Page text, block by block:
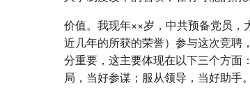
价值。我现年××岁，中共预备党员
近几年的所获的荣誉）参与这次竞聘
分重要，这主要体现在以下三个方面
局，当好参谋；服从领导，当好助